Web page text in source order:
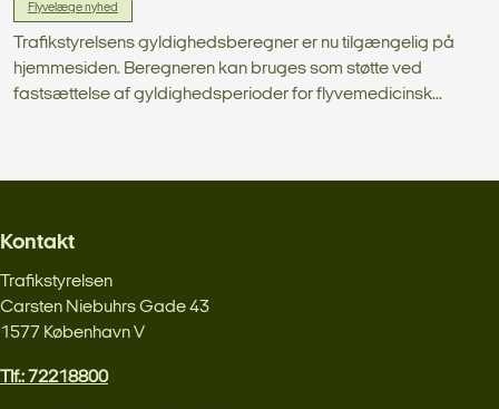
Flyvelæge nyhed
Trafikstyrelsens gyldighedsberegner er nu tilgængelig på
hjemmesiden. Beregneren kan bruges som støtte ved
fastsættelse af gyldighedsperioder for flyvemedicinsk...
Kontakt
Trafikstyrelsen
Carsten Niebuhrs Gade 43
1577 København V
Tlf.: 72218800